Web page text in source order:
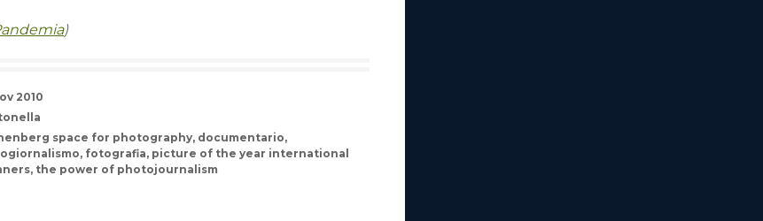
)
2010
space for photography, documentario,
, fotografia, picture of the year international
, the power of photojournalism